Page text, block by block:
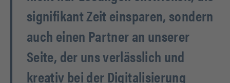
signifikant Zeit einsparen, sondern
auch einen Partner an unserer
Seite, der uns verlässlich und
kreativ bei der Digitalisierung